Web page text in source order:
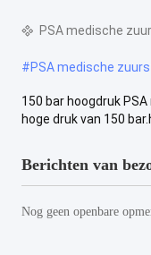
PSA medische
#PSA medische
150 bar hoogdruk
hoge druk van 150
Berichten van
Nog geen openbare